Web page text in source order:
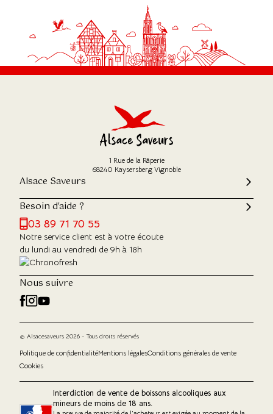
1 Rue de la Râperie
68240 Kaysersberg Vignoble
Alsace Saveurs
Besoin d'aide ?
03 89 71 70 55
Notre service client est à votre écoute
du lundi au vendredi de 9h à 18h
Nous suivre
© Alsacesaveurs 2026 - Tous droits réservés
Politique de confidentialitéMentions légalesConditions générales de vente
Cookies
Interdiction de vente de boissons alcooliques aux
mineurs de moins de 18 ans.